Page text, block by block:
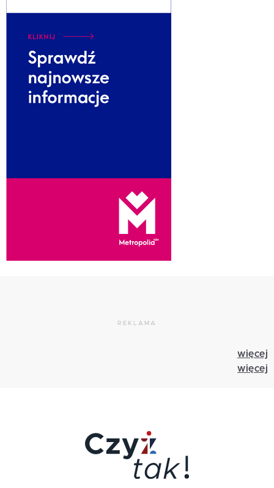
REKLAMA
więcej
więcej